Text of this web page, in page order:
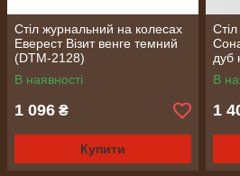
Стіл журнальний на колесах
Еверест Візит венге темний
(DTM-2128)
В наявності
1 096 ₴
Купити
дуб
В
1